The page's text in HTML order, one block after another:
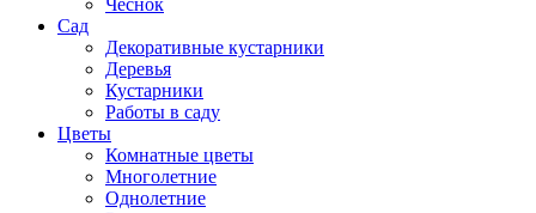
Чеснок
Сад
Декоративные кустарники
Деревья
Кустарники
Работы в саду
Цветы
Комнатные цветы
Многолетние
Однолетние